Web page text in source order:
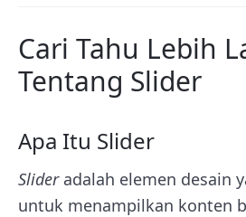
Cari Tahu Lebih
Tentang Slider
Apa Itu Slider
Slider adalah elemen desain
untuk menampilkan konten